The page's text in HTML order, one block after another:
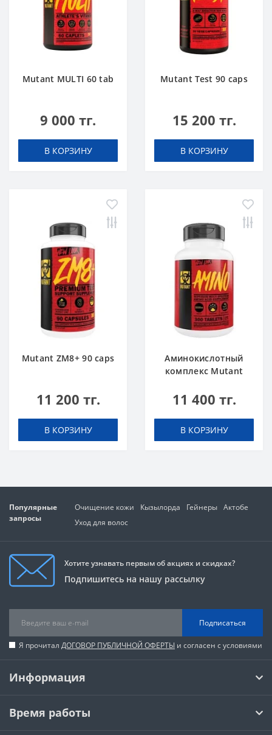
Mutant MULTI 60 tab
9 000 тг.
В КОРЗИНУ
Mutant Test 90 caps
15 200 тг.
В КОРЗИНУ
Mutant ZM8+ 90 caps
11 200 тг.
В КОРЗИНУ
Аминокислотный
комплекс Mutant
11 400 тг.
В КОРЗИНУ
Популярные
запросы
Очищение кожи Кызылорда Гейнеры Актобе
Уход для волос
Хотите узнавать первым об акциях и скидках?
Подпишитесь на нашу рассылку
Подписаться
Я прочитал ДОГОВОР ПУБЛИЧНОЙ ОФЕРТЫ и согласен с условиями
Информация
Время работы